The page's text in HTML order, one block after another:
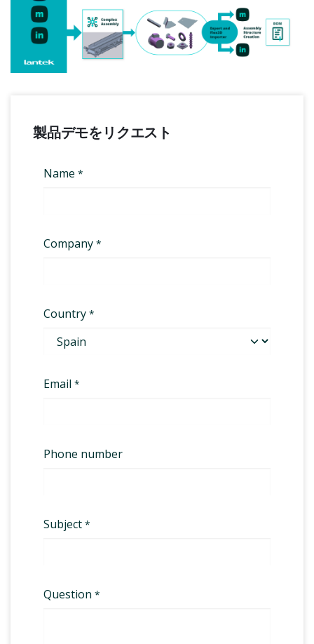
製品デモをリクエスト